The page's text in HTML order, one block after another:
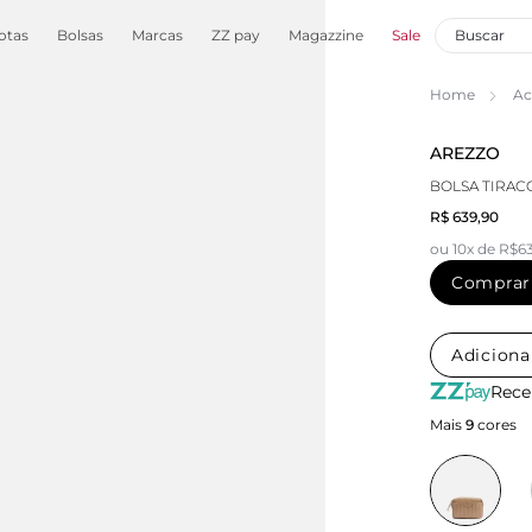
Bolsas Marcas ZZ pay Magazzine Sale
Home
AREZZO
BOLSA
R$ 639,90
ou 10x de
Comprar
Mais 9 cores